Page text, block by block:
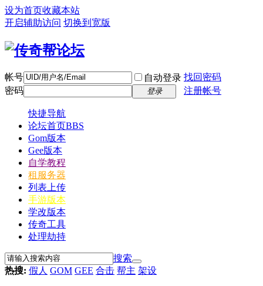
设为首页收藏本站
开启辅助访问 切换到宽版
帐号 自动登录 找回密码
密码
登录 注册帐号
快捷导航
论坛首页BBS
Gom版本
Gee版本
自学教程
租服务器
列表上传
手游版本
学改版本
传奇工具
处理劫持
搜索
热搜: 假人 GOM GEE 合击 帮主 架设